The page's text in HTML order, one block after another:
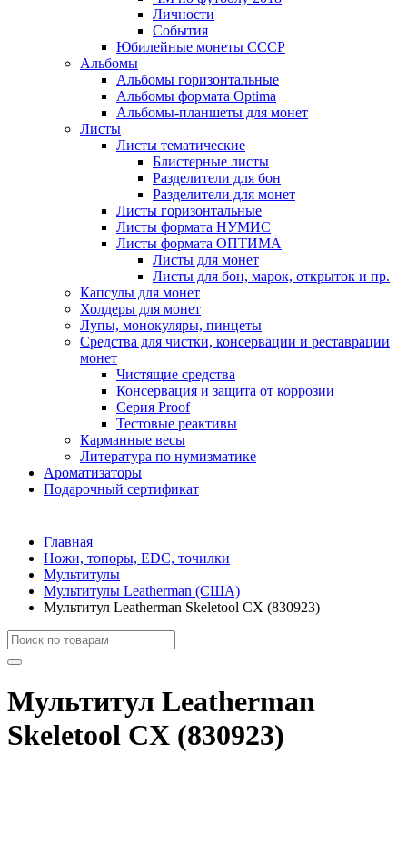
Личности
События
Юбилейные монеты СССР
Альбомы
Альбомы горизонтальные
Альбомы формата Optima
Альбомы-планшеты для монет
Листы
Листы тематические
Блистерные листы
Разделители для бон
Разделители для монет
Листы горизонтальные
Листы формата НУМИС
Листы формата ОПТИМА
Листы для монет
Листы для бон, марок, открыток и пр.
Капсулы для монет
Холдеры для монет
Лупы, монокуляры, пинцеты
Средства для чистки, консервации и реставрации
монет
Чистящие средства
Консервация и защита от коррозии
Серия Proof
Тестовые реактивы
Карманные весы
Литература по нумизматике
Ароматизаторы
Подарочный сертификат
Главная
Ножи, топоры, EDC, точилки
Мультитулы
Мультитулы Leatherman (США)
Мультитул Leatherman Skeletool CX (830923)
Мультитул Leatherman
Skeletool CX (830923)